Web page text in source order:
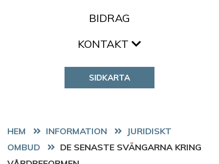
BIDRAG
KONTAKT
SIDKARTA
HEM
JURIDISKT
OMBUD
DE SENASTE SVÄNGARNA KRING